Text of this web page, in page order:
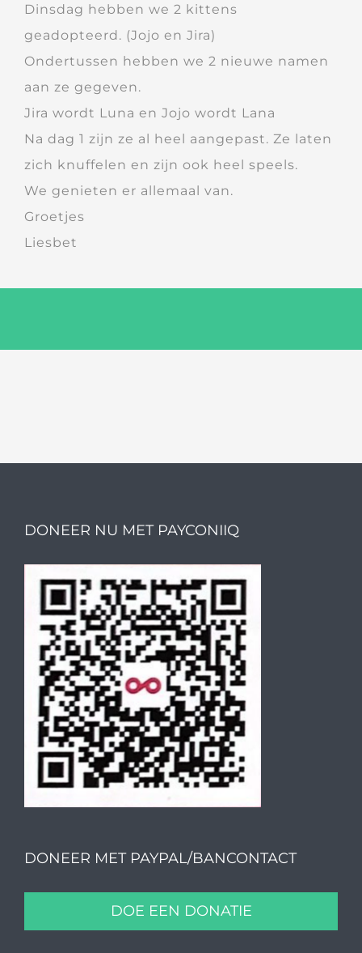
Dinsdag hebben we 2 kittens
geadopteerd. (Jojo en Jira)
Ondertussen hebben we 2 nieuwe namen
aan ze gegeven.
Jira wordt Luna en Jojo wordt Lana
Na dag 1 zijn ze al heel aangepast. Ze laten
zich knuffelen en zijn ook heel speels.
We genieten er allemaal van.
Groetjes
Liesbet
DONEER NU MET PAYCONIIQ
DONEER MET PAYPAL/BANCONTACT
DOE EEN DONATIE